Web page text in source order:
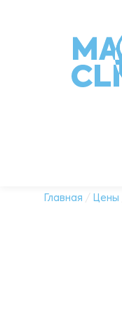
Главная / Цены